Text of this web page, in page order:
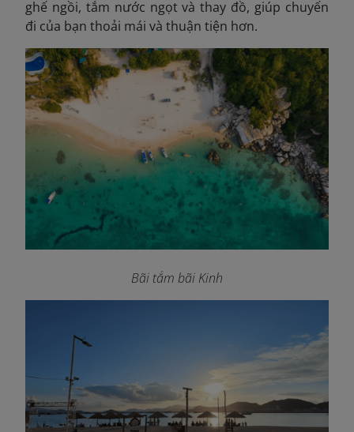
ghế ngồi, tắm nước ngọt và thay đồ, giúp chuyến
đi của bạn thoải mái và thuận tiện hơn.
Bãi tắm bãi Kinh